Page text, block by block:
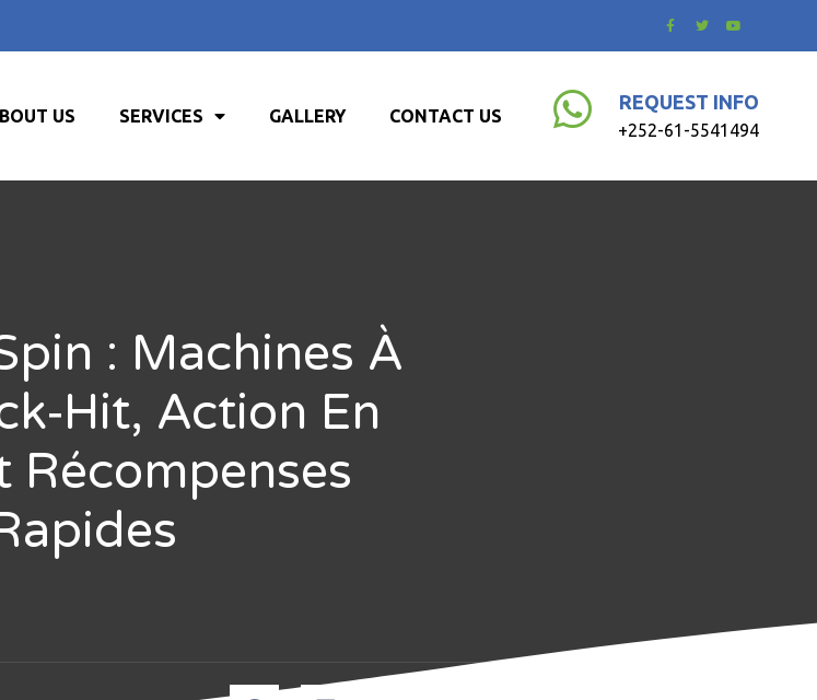
US SERVICES GALLERY CONTACT US
REQUEST INFO
+252-61-5541494
: Machines À
Action En
Récompenses